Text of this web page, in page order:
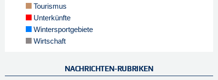
Tourismus
Unterkünfte
Wintersportgebiete
Wirtschaft
NACHRICHTEN-RUBRIKEN